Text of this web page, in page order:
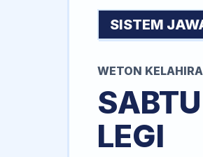
SISTEM
WETON
SABTU
LEGI